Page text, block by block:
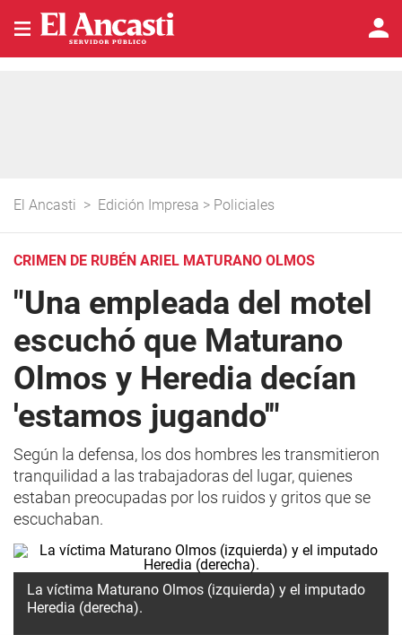
El Ancasti > Edición Impresa > Policiales
CRIMEN DE RUBÉN ARIEL MATURANO OLMOS
"Una empleada del motel
escuchó que Maturano
Olmos y Heredia decían
'estamos jugando'"
Según la defensa, los dos hombres les transmitieron
tranquilidad a las trabajadoras del lugar, quienes
estaban preocupadas por los ruidos y gritos que se
escuchaban.
La víctima Maturano Olmos (izquierda) y el imputado
Heredia (derecha).